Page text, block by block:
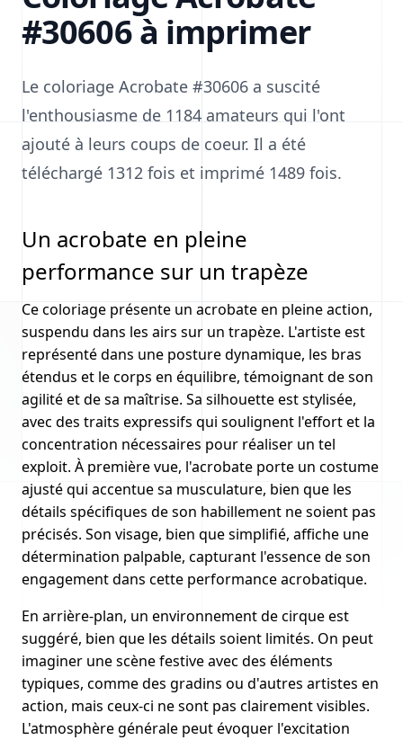
#30606 à imprimer
Le coloriage Acrobate #30606 a suscité
l'enthousiasme de 1184 amateurs qui l'ont
ajouté à leurs coups de coeur. Il a été
téléchargé 1312 fois et imprimé 1489 fois.
Un acrobate en pleine
performance sur un trapèze
Ce coloriage présente un acrobate en pleine action,
suspendu dans les airs sur un trapèze. L'artiste est
représenté dans une posture dynamique, les bras
étendus et le corps en équilibre, témoignant de son
agilité et de sa maîtrise. Sa silhouette est stylisée,
avec des traits expressifs qui soulignent l'effort et la
concentration nécessaires pour réaliser un tel
exploit. À première vue, l'acrobate porte un costume
ajusté qui accentue sa musculature, bien que les
détails spécifiques de son habillement ne soient pas
précisés. Son visage, bien que simplifié, affiche une
détermination palpable, capturant l'essence de son
engagement dans cette performance acrobatique.
En arrière-plan, un environnement de cirque est
suggéré, bien que les détails soient limités. On peut
imaginer une scène festive avec des éléments
typiques, comme des gradins ou d'autres artistes en
action, mais ceux-ci ne sont pas clairement visibles.
L'atmosphère générale peut évoquer l'excitation